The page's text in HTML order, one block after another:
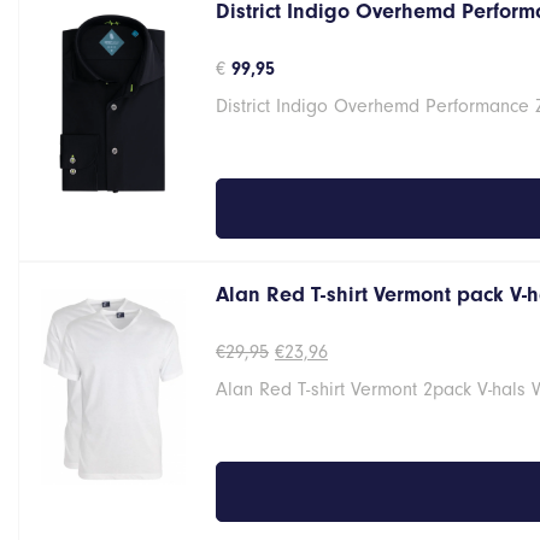
District Indigo Overhemd
€ 99,95
District Indigo Overhemd Performance
Alan Red T-shirt Vermont pack V-
€29,95 Oorspronkelijke
was:
€23,96Huidige
is:
Alan Red T-shirt Vermont 2pack V-hals